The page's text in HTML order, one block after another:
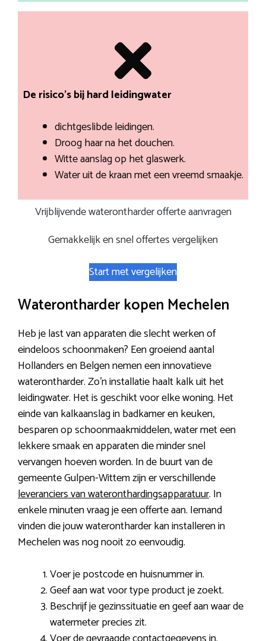
De risico’s bij hard leidingwater
dichtgeslibde leidingen.
Droog haar na het douchen.
Witte aanslag op het glaswerk.
Water uit de kraan met een vreemd smaakje.
Vrijblijvende waterontharder offerte aanvragen
Gemakkelijk en snel offertes vergelijken
Start met vergelijken
Waterontharder kopen Mechelen
Heb je last van apparaten die slecht werken of
eindeloos schoonmaken? Een groeiend aantal
Hollanders en Belgen nemen een innovatieve
waterontharder. Zo’n installatie haalt kalk uit het
leidingwater. Het is geschikt voor elke woning. Het
einde van kalkaanslag in badkamer en keuken,
besparen op schoonmaakmiddelen, water met een
lekkere smaak en apparaten die minder snel
vervangen hoeven worden. In de buurt van de
gemeente Gulpen-Wittem zijn er verschillende
leveranciers van wateronthardingsapparatuur. In
enkele minuten vraag je een offerte aan. Iemand
vinden die jouw waterontharder kan installeren in
Mechelen was nog nooit zo eenvoudig.
Voer je postcode en huisnummer in.
Geef aan wat voor type product je zoekt.
Beschrijf je gezinssituatie en geef aan waar de
watermeter precies zit.